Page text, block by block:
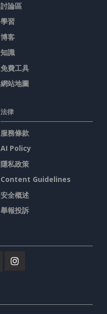
討論區
學習
博客
知識
免費工具
網站地圖
法律
服務條款
AI Policy
隱私政策
Content Guidelines
安全概述
舉報投訴